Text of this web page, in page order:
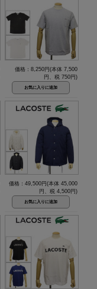
価格：8,250円(本体 7,500
円、税 750円)
価格：49,500円(本体 45,000
円、税 4,500円)